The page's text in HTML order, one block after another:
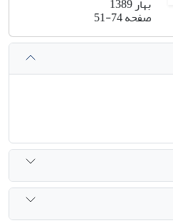
بهار 1389
صفحه51-74